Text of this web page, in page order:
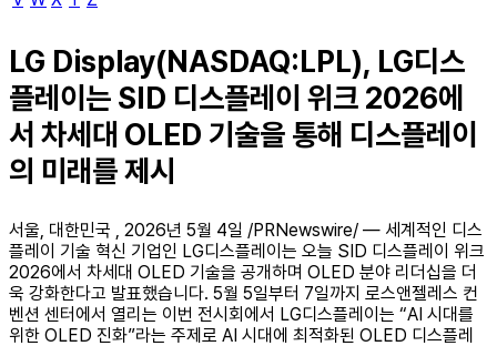
LG Display(NASDAQ:LPL), LG디스
플레이는 SID 디스플레이 위크 2026에
서 차세대 OLED 기술을 통해 디스플레이
의 미래를 제시
서울, 대한민국 , 2026년 5월 4일 /PRNewswire/ — 세계적인 디스
플레이 기술 혁신 기업인 LG디스플레이는 오늘 SID 디스플레이 위크
2026에서 차세대 OLED 기술을 공개하며 OLED 분야 리더십을 더
욱 강화한다고 발표했습니다. 5월 5일부터 7일까지 로스앤젤레스 컨
벤션 센터에서 열리는 이번 전시회에서 LG디스플레이는 “AI 시대를
위한 OLED 진화”라는 주제로 AI 시대에 최적화된 OLED 디스플레